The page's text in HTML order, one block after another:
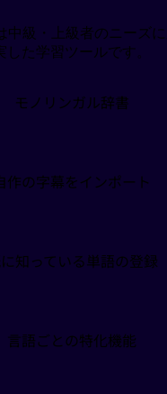
中級・上級者のニーズ
した学習ツールです。
モノリンガル辞書
作の字幕をインポート
に知っている単語の登録
言語ごとの特化機能
てくれた旅の仲間的存在
いく新機能も楽しみで仕